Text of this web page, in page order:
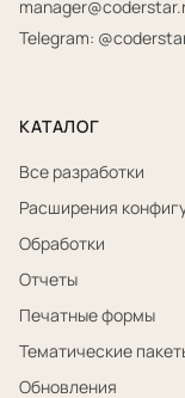
Telegram:
КАТАЛОГ
Все разработки
Расширения
Обработки
Отчеты
Печатные формы
Тематические
Обновления